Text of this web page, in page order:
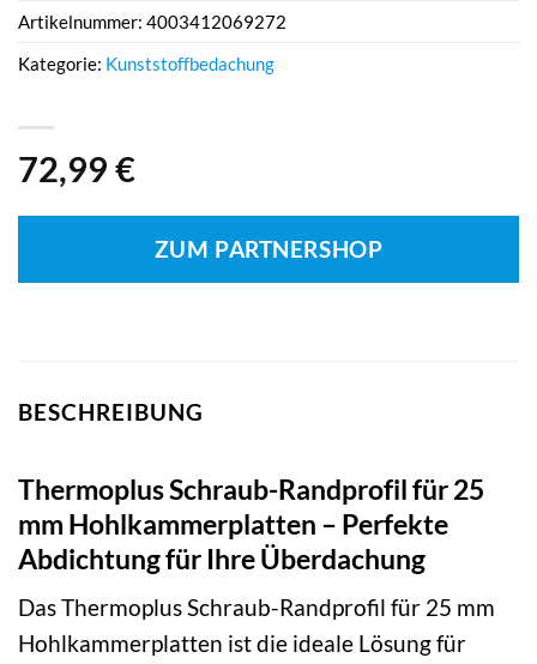
72,99 €
ZUM PARTNERSHOP
Artikelnummer: 4003412069272
Kategorie: Kunststoffbedachung
BESCHREIBUNG
Thermoplus Schraub-Randprofil für 25
mm Hohlkammerplatten – Perfekte
Abdichtung für Ihre Überdachung
Das Thermoplus Schraub-Randprofil für 25 mm
Hohlkammerplatten ist die ideale Lösung für